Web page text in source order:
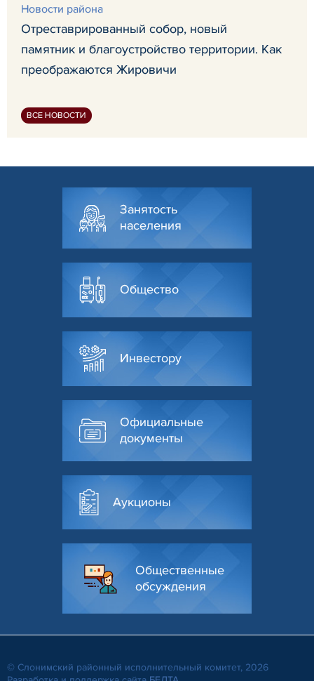
Новости района
Отреставрированный собор, новый
памятник и благоустройство территории. Как
преображаются Жировичи
ВСЕ НОВОСТИ
Занятость
населения
Общество
Инвестору
Официальные
документы
Аукционы
Общественные
обсуждения
© Слонимский районный исполнительный комитет, 2026